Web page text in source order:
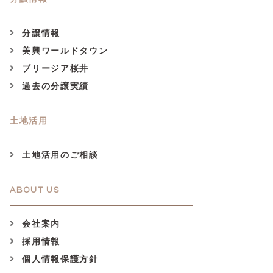
分譲情報
美興ワールドタウン
ブリージア桜井
過去の分譲実績
土地活用
土地活用のご相談
ABOUT US
会社案内
採用情報
個人情報保護方針